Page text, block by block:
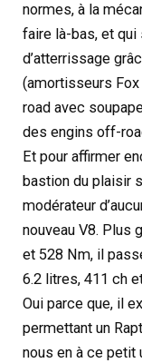
normes, à la
faire là-bas, et qui
d’atterrissage
(amortisseurs
road avec
des engins off-
Et pour affirmer
bastion du plaisir
modérateur
nouveau V8. Plus
et 528 Nm, il
6.2 litres, 411 ch
Oui parce que, il
permettant un
nous en à ce